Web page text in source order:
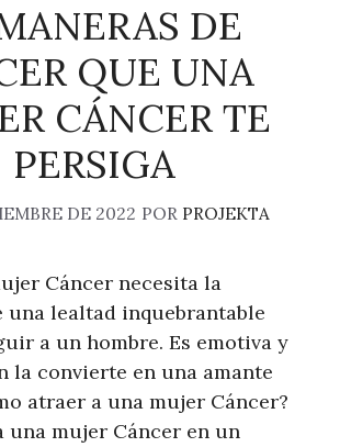
DE
QUE UNA
CÁNCER TE
PERSIGA
DE 2022 POR PROJEKTA
Cáncer necesita la
una lealtad inquebrantable
a un hombre. Es emotiva y
la convierte en una amante
atraer a una mujer Cáncer?
una mujer Cáncer en un